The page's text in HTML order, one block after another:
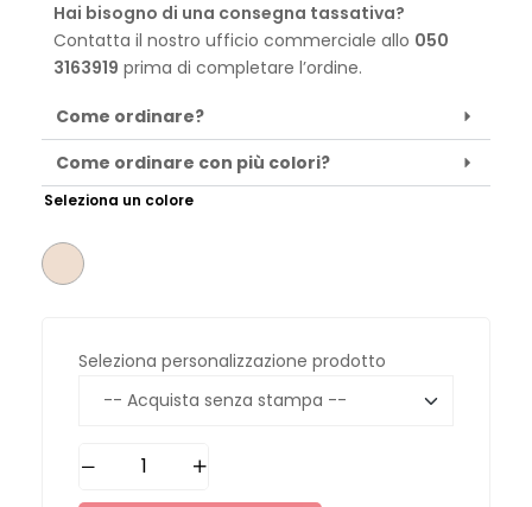
Hai bisogno di una consegna tassativa?
Contatta il nostro ufficio commerciale allo 050
3163919 prima di completare l’ordine.
Come ordinare?
Come ordinare con più colori?
Seleziona un colore
Seleziona personalizzazione prodotto